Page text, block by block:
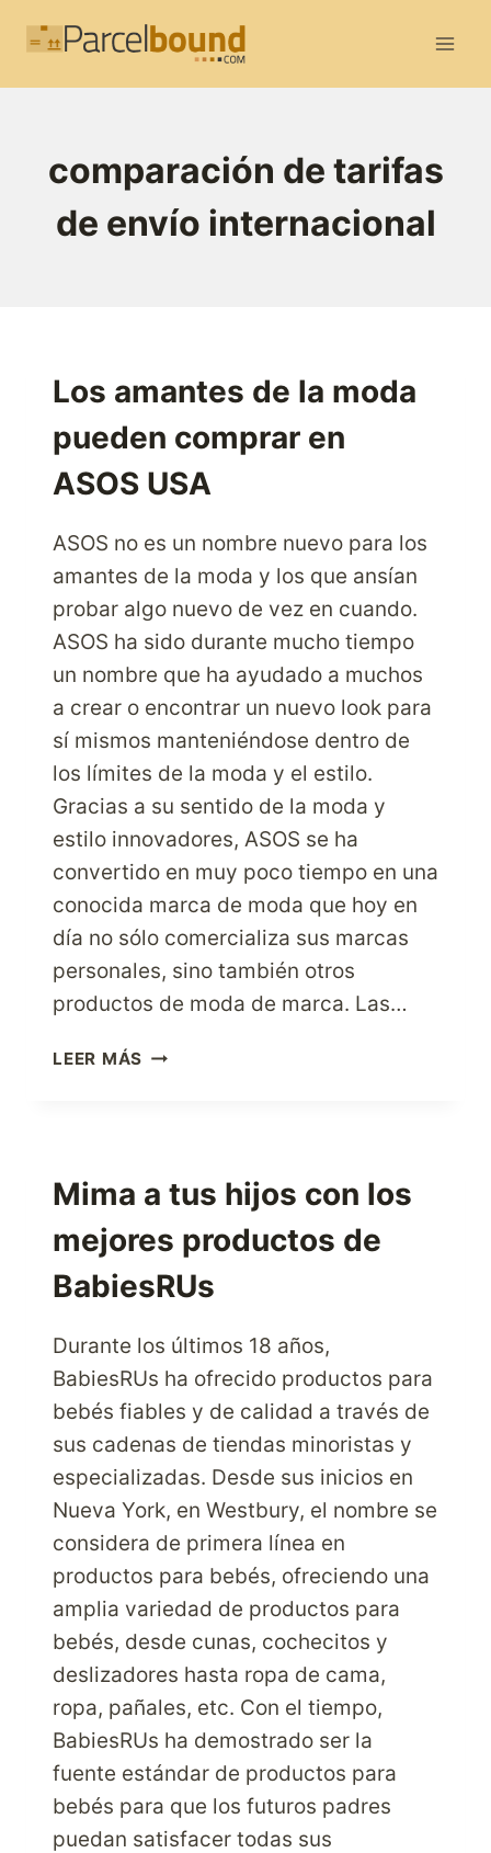
comparación de tarifas
de envío internacional
Los amantes de la moda
pueden comprar en
ASOS USA
ASOS no es un nombre nuevo para los
amantes de la moda y los que ansían
probar algo nuevo de vez en cuando.
ASOS ha sido durante mucho tiempo
un nombre que ha ayudado a muchos
a crear o encontrar un nuevo look para
sí mismos manteniéndose dentro de
los límites de la moda y el estilo.
Gracias a su sentido de la moda y
estilo innovadores, ASOS se ha
convertido en muy poco tiempo en una
conocida marca de moda que hoy en
día no sólo comercializa sus marcas
personales, sino también otros
productos de moda de marca. Las…
LEER MÁS LOS
PUEDEN
COMPRAR
EN
ASOS
USA
Mima a tus hijos con los
mejores productos de
BabiesRUs
Durante los últimos 18 años,
BabiesRUs ha ofrecido productos para
bebés fiables y de calidad a través de
sus cadenas de tiendas minoristas y
especializadas. Desde sus inicios en
Nueva York, en Westbury, el nombre se
considera de primera línea en
productos para bebés, ofreciendo una
amplia variedad de productos para
bebés, desde cunas, cochecitos y
deslizadores hasta ropa de cama,
ropa, pañales, etc. Con el tiempo,
BabiesRUs ha demostrado ser la
fuente estándar de productos para
bebés para que los futuros padres
puedan satisfacer todas sus